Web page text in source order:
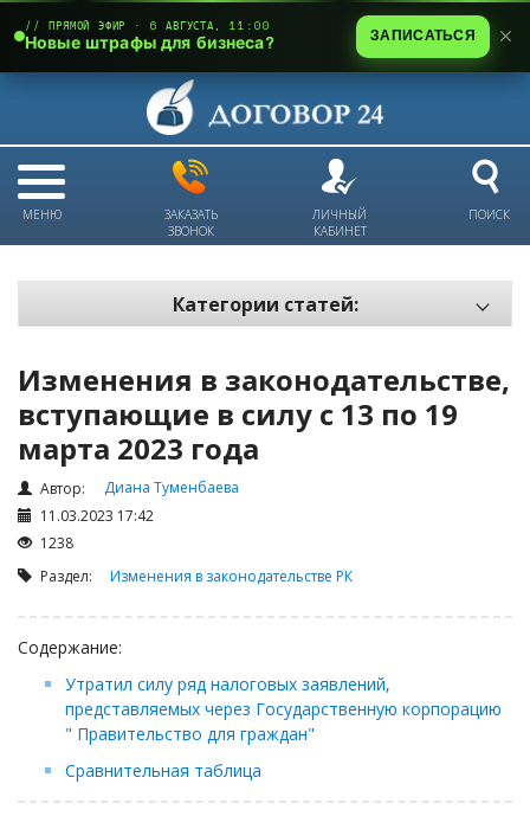
МЕНЮ
ЗАКАЗАТЬ
ЗВОНОК
ЛИЧНЫЙ
КАБИНЕТ
ПОИСК
Категории статей:
Электронный документооборот и цифровая подпись
Трудовые отношения
Техника безопасности и охрана труда
Изменения в законодательстве РК
Займы
Сбор долгов
Проверка государственных органов
Интернет и право
Корпоративные отношения
Государственные закупки
Заключение, изменение и расторжение договоров
Изменения в законодательстве,
вступающие в силу c 13 по 19
марта 2023 года
Автор:
Диана Туменбаева
11.03.2023 17:42
1238
Раздел: Изменения в законодательстве РК
Содержание:
Утратил силу ряд налоговых заявлений,
представляемых через Государственную корпорацию
" Правительство для граждан"
Сравнительная таблица
// ПРЯМОЙ ЭФИР · 6 АВГУСТА, 11:00
Новые штрафы для бизнеса? ЗАПИСАТЬСЯ